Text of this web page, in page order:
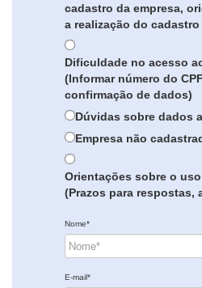
cadastro da empresa,
a realização do
Dificuldade no acesso
(Informar número do
confirmação de dados)
Dúvidas sobre dados
Empresa não
Orientações sobre o
(Prazos para respostas,
Nome*
E-mail*